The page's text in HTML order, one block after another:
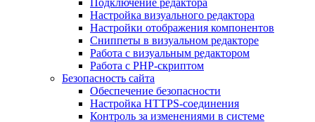
Подключение редактора
Настройка визуального редактора
Настройки отображения компонентов
Сниппеты в визуальном редакторе
Работа с визуальным редактором
Работа с PHP-скриптом
Безопасность сайта
Обеспечение безопасности
Настройка HTTPS-соединения
Контроль за изменениями в системе